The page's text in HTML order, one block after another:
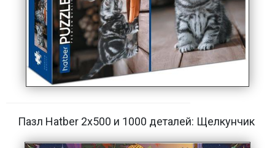
Пазл Hatber 2х500 и 1000 деталей: Щелкунчик